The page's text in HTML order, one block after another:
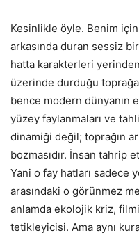
Kesinlikle öyle. Benim
arkasında duran sessiz
hatta karakterleri
üzerinde durduğu
bence modern dünyanın
yüzey faylanmaları ve
dinamiği değil; toprağın
bozmasıdır. İnsan tahrip
Yani o fay hatları sadece
arasındaki o görünmez
anlamda ekolojik kriz,
tetikleyicisi. Ama aynı